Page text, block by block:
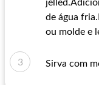
de água
ou molde e
Sirva com